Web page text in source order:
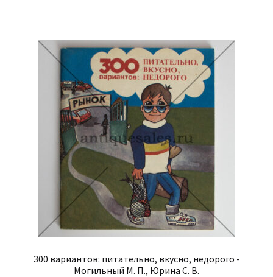
300 вариантов: питательно, вкусно, недорого -
Могильный М. П., Юрина С. В.